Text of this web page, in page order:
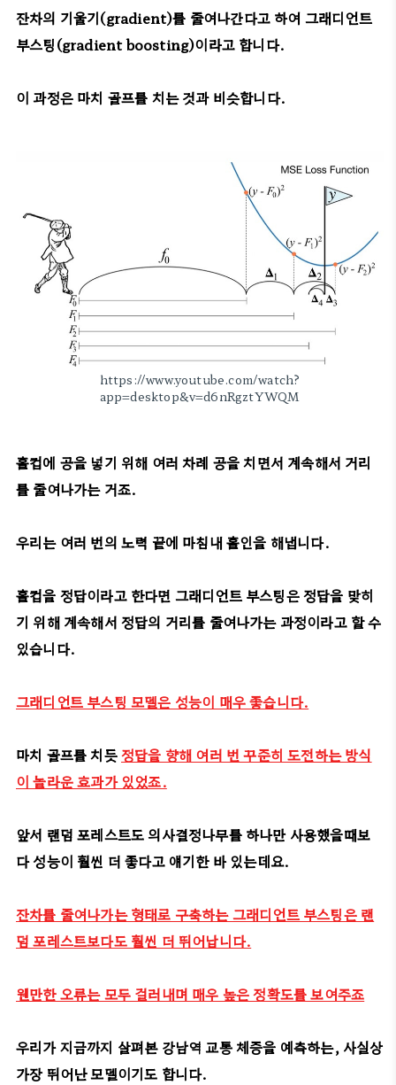
잔차의 기울기(gradient)를 줄여나간다고 하여 그래디언트
부스팅(gradient boosting)이라고 합니다.
이 과정은 마치 골프를 치는 것과 비슷합니다.
https://www.youtube.com/watch?
app=desktop&v=d6nRgztYWQM
홀컵에 공을 넣기 위해 여러 차례 공을 치면서 계속해서 거리
를 줄여나가는 거죠.
우리는 여러 번의 노력 끝에 마침내 홀인을 해냅니다.
홀컵을 정답이라고 한다면 그래디언트 부스팅은 정답을 맞히
기 위해 계속해서 정답의 거리를 줄여나가는 과정이라고 할 수
있습니다.
그래디언트 부스팅 모델은 성능이 매우 좋습니다.
마치 골프를 치듯정답을 향해 여러 번 꾸준히 도전하는 방식
이 놀라운 효과가 있었죠.
앞서 랜덤 포레스트도 의사결정나무를 하나만 사용했을때보
다 성능이 훨씬 더 좋다고 얘기한 바 있는데요.
잔차를 줄여나가는 형태로 구축하는 그래디언트 부스팅은 랜
덤 포레스트보다도 훨씬 더 뛰어납니다.
웬만한 오류는 모두 걸러내며 매우 높은 정확도를 보여주죠
우리가 지금까지 살펴본 강남역 교통 체증을 예측하는, 사실상
가장 뛰어난 모델이기도 합니다.